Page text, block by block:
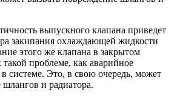
выпускного клапана приведет
закипания охлаждающей жидкости
этого же клапана в закрытом
такой проблеме, как аварийное
системе. Это, в свою очередь, может
и радиатора.